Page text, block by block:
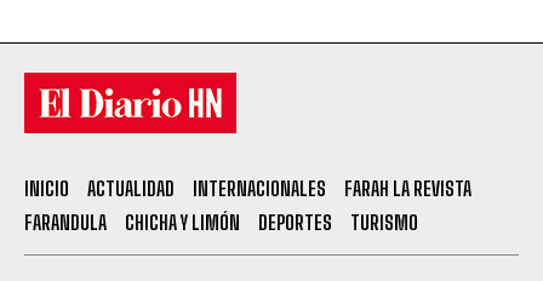
INICIO ACTUALIDAD INTERNACIONALES
FARAH LA REVISTA
FARANDULA
CHICHA Y LIMÓN DEPORTES TURISMO